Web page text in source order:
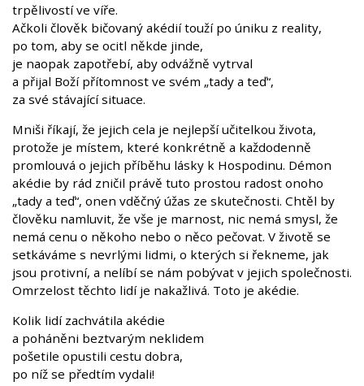
trpělivostí ve víře.
Ačkoli člověk bičovaný akédií touží po úniku z reality,
po tom, aby se ocitl někde jinde,
je naopak zapotřebí, aby odvážně vytrval
a přijal Boží přítomnost ve svém „tady a teď“,
za své stávající situace.
Mniši říkají, že jejich cela je nejlepší učitelkou života,
protože je místem, které konkrétně a každodenně
promlouvá o jejich příběhu lásky k Hospodinu. Démon
akédie by rád zničil právě tuto prostou radost onoho
„tady a teď“, onen vděčný úžas ze skutečnosti. Chtěl by
člověku namluvit, že vše je marnost, nic nemá smysl, že
nemá cenu o někoho nebo o něco pečovat. V životě se
setkáváme s nevrlými lidmi, o kterých si řekneme, jak
jsou protivní, a nelíbí se nám pobývat v jejich společnosti.
Omrzelost těchto lidí je nakažlivá. Toto je akédie.
Kolik lidí zachvátila akédie
a poháněni beztvarým neklidem
pošetile opustili cestu dobra,
po níž se předtím vydali!